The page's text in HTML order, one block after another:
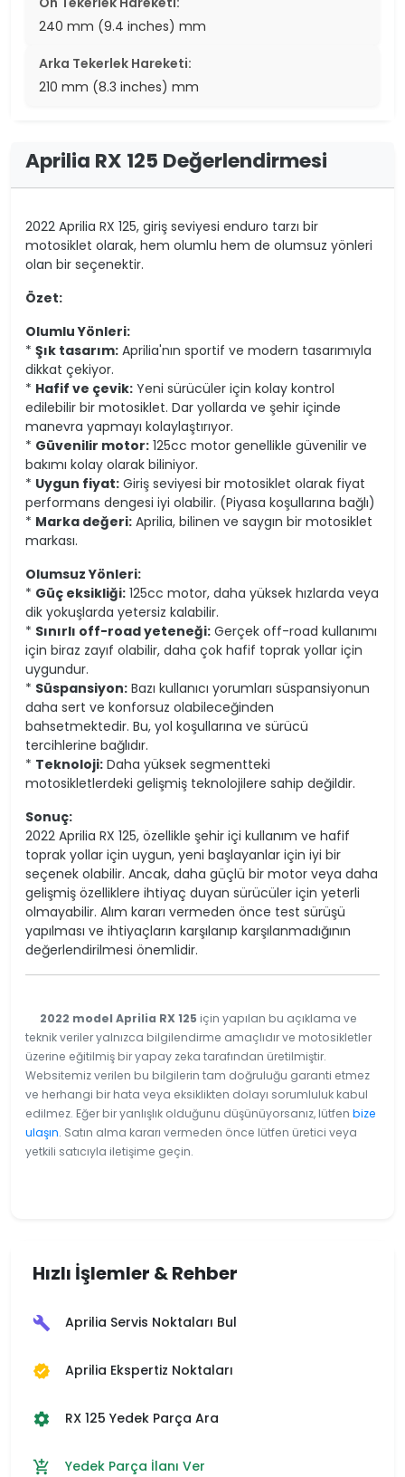
240 mm (9.4 inches) mm
Arka Tekerlek Hareketi:
210 mm (8.3 inches) mm
Aprilia RX 125 Değerlendirmesi
2022 Aprilia RX 125, giriş seviyesi enduro tarzı bir
motosiklet olarak, hem olumlu hem de olumsuz yönleri
olan bir seçenektir.
Özet:
Olumlu Yönleri:
* Şık tasarım: Aprilia'nın sportif ve modern tasarımıyla
dikkat çekiyor.
* Hafif ve çevik: Yeni sürücüler için kolay kontrol
edilebilir bir motosiklet. Dar yollarda ve şehir içinde
manevra yapmayı kolaylaştırıyor.
* Güvenilir motor: 125cc motor genellikle güvenilir ve
bakımı kolay olarak biliniyor.
* Uygun fiyat: Giriş seviyesi bir motosiklet olarak fiyat
performans dengesi iyi olabilir. (Piyasa koşullarına bağlı)
* Marka değeri: Aprilia, bilinen ve saygın bir motosiklet
markası.
Olumsuz Yönleri:
* Güç eksikliği: 125cc motor, daha yüksek hızlarda veya
dik yokuşlarda yetersiz kalabilir.
* Sınırlı off-road yeteneği: Gerçek off-road kullanımı
için biraz zayıf olabilir, daha çok hafif toprak yollar için
uygundur.
* Süspansiyon: Bazı kullanıcı yorumları süspansiyonun
daha sert ve konforsuz olabileceğinden
bahsetmektedir. Bu, yol koşullarına ve sürücü
tercihlerine bağlıdır.
* Teknoloji: Daha yüksek segmentteki
motosikletlerdeki gelişmiş teknolojilere sahip değildir.
Sonuç:
2022 Aprilia RX 125, özellikle şehir içi kullanım ve hafif
toprak yollar için uygun, yeni başlayanlar için iyi bir
seçenek olabilir. Ancak, daha güçlü bir motor veya daha
gelişmiş özelliklere ihtiyaç duyan sürücüler için yeterli
olmayabilir. Alım kararı vermeden önce test sürüşü
yapılması ve ihtiyaçların karşılanıp karşılanmadığının
değerlendirilmesi önemlidir.
2022 model Aprilia RX 125 için yapılan bu açıklama ve
teknik veriler yalnızca bilgilendirme amaçlıdır ve motosikletler
üzerine eğitilmiş bir yapay zeka tarafından üretilmiştir.
Websitemiz verilen bu bilgilerin tam doğruluğu garanti etmez
ve herhangi bir hata veya eksiklikten dolayı sorumluluk kabul
edilmez. Eğer bir yanlışlık olduğunu düşünüyorsanız, lütfen bize
ulaşın. Satın alma kararı vermeden önce lütfen üretici veya
yetkili satıcıyla iletişime geçin.
Hızlı İşlemler & Rehber
build Aprilia Servis Noktaları Bul
verified Aprilia Ekspertiz Noktaları
settings RX 125 Yedek Parça Ara
add_shopping_cart Yedek Parça İlanı Ver